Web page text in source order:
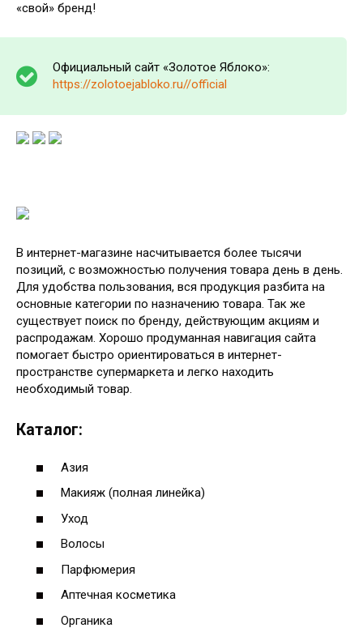
«свой» бренд!
Официальный сайт «Золотое Яблоко»:
https://zolotoejabloko.ru//official
В интернет-магазине насчитывается более тысячи
позиций, с возможностью получения товара день в день.
Для удобства пользования, вся продукция разбита на
основные категории по назначению товара. Так же
существует поиск по бренду, действующим акциям и
распродажам. Хорошо продуманная навигация сайта
помогает быстро ориентироваться в интернет-
пространстве супермаркета и легко находить
необходимый товар.
Каталог:
Азия
Макияж (полная линейка)
Уход
Волосы
Парфюмерия
Аптечная косметика
Органика